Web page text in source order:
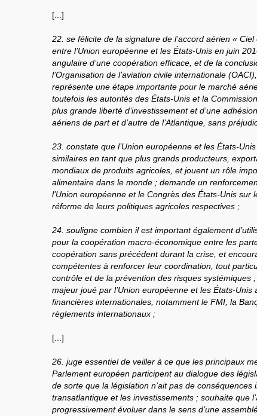
[...]
22. se félicite de la signature de l’accord aérien «
entre l’Union européenne et les États-Unis en juin
angulaire d’une coopération efficace, et de la
l’Organisation de l’aviation civile internationale
représente une étape importante pour le marché
toutefois les autorités des États-Unis et la
plus grande liberté d’investissement et d’une
aériens de part et d’autre de l’Atlantique, sans
23. constate que l’Union européenne et les États-
similaires en tant que plus grands producteurs,
mondiaux de produits agricoles, et jouent un rôle
alimentaire dans le monde ; demande un
l’Union européenne et le Congrès des États-Unis sur
réforme de leurs politiques agricoles respectives ;
24. souligne combien il est important également
pour la coopération macro-économique entre les
coopération sans précédent durant la crise, et
compétentes à renforcer leur coordination, tout
contrôle et de la prévention des risques systémiques
majeur joué par l’Union européenne et les États-Unis
financières internationales, notamment le FMI, la
règlements internationaux ;
[...]
26. juge essentiel de veiller à ce que les principaux
Parlement européen participent au dialogue des
de sorte que la législation n’ait pas de
transatlantique et les investissements ; souhaite que
progressivement évoluer dans le sens d’une